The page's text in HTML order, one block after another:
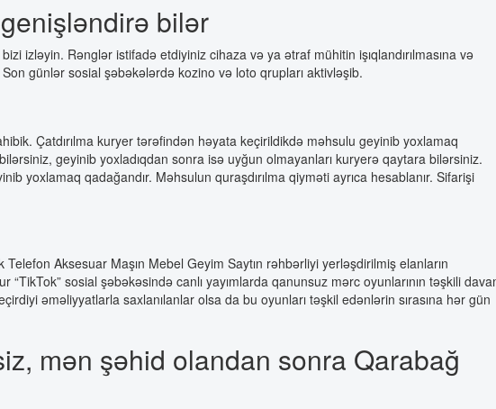
genişləndirə bilər
Rənglər istifadə etdiyiniz cihaza və ya ətraf mühitin işıqlandırılmasına və
günlər sosial şəbəkələrdə kozino və loto qrupları aktivləşib.
Çatdırılma kuryer tərəfindən həyata keçirildikdə məhsulu geyinib yoxlamaq
geyinib yoxladıqdan sonra isə uyğun olmayanları kuryerə qaytara bilərsiniz.
yoxlamaq qadağandır. Məhsulun quraşdırılma qiyməti ayrıca hesablanır. Sifarişi
Aksesuar Maşın Mebel Geyim Saytın rəhbərliyi yerləşdirilmiş elanların
sosial şəbəkəsində canlı yayımlarda qanunsuz mərc oyunlarının təşkili
əməliyyatlarla saxlanılanlar olsa da bu oyunları təşkil edənlərin sırasına hər gün
mən şəhid olandan sonra Qarabağ